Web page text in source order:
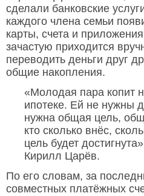
сделали банковские
каждого члена семьи
карты, счета и
зачастую приходится
переводить деньги друг
общие накопления.
«Молодая пара копит
ипотеке. Ей не нужны
нужна общая цель,
кто сколько внёс,
цель будет
Кирилл Царёв.
По его словам, за
совместных платёжных